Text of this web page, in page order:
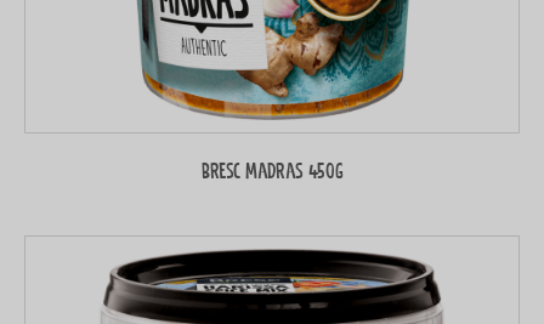
Bresc Madras 450g